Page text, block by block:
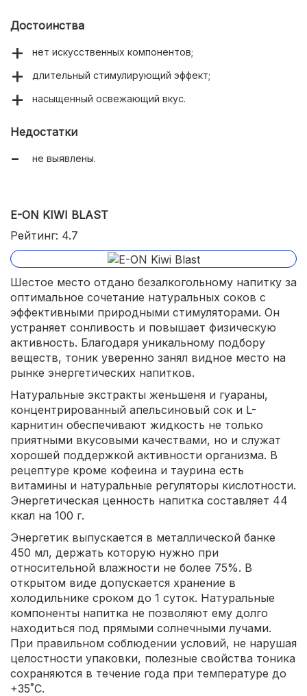
Достоинства
нет искусственных компонентов;
длительный стимулирующий эффект;
насыщенный освежающий вкус.
Недостатки
не выявлены.
E-ON KIWI BLAST
Рейтинг: 4.7
Шестое место отдано безалкогольному напитку за
оптимальное сочетание натуральных соков с
эффективными природными стимуляторами. Он
устраняет сонливость и повышает физическую
активность. Благодаря уникальному подбору
веществ, тоник уверенно занял видное место на
рынке энергетических напитков.
Натуральные экстракты женьшеня и гуараны,
концентрированный апельсиновый сок и L-
карнитин обеспечивают жидкость не только
приятными вкусовыми качествами, но и служат
хорошей поддержкой активности организма. В
рецептуре кроме кофеина и таурина есть
витамины и натуральные регуляторы кислотности.
Энергетическая ценность напитка составляет 44
ккал на 100 г.
Энергетик выпускается в металлической банке
450 мл, держать которую нужно при
относительной влажности не более 75%. В
открытом виде допускается хранение в
холодильнике сроком до 1 суток. Натуральные
компоненты напитка не позволяют ему долго
находиться под прямыми солнечными лучами.
При правильном соблюдении условий, не нарушая
целостности упаковки, полезные свойства тоника
сохраняются в течение года при температуре до
+35˚С.